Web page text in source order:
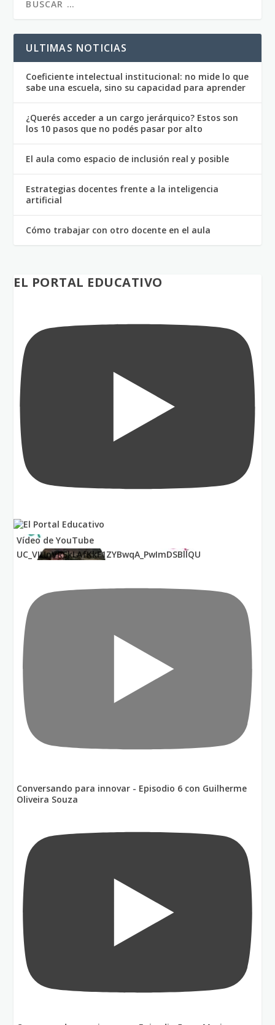
ULTIMAS NOTICIAS
Coeficiente intelectual institucional: no mide lo que
sabe una escuela, sino su capacidad para aprender
¿Querés acceder a un cargo jerárquico? Estos son
los 10 pasos que no podés pasar por alto
El aula como espacio de inclusión real y posible
Estrategias docentes frente a la inteligencia
artificial
Cómo trabajar con otro docente en el aula
EL PORTAL EDUCATIVO
Vídeo de YouTube
UC_VIUnVRSkLAfKkF1ZYBwqA_PwImDSBllQU
Conversando para innovar - Episodio 6 con Guilherme
Oliveira Souza